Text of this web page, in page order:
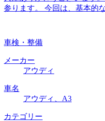
参ります。 今回は、基本的
車検・整備
メーカー
アウディ
車名
アウディ、A3
カテゴリー